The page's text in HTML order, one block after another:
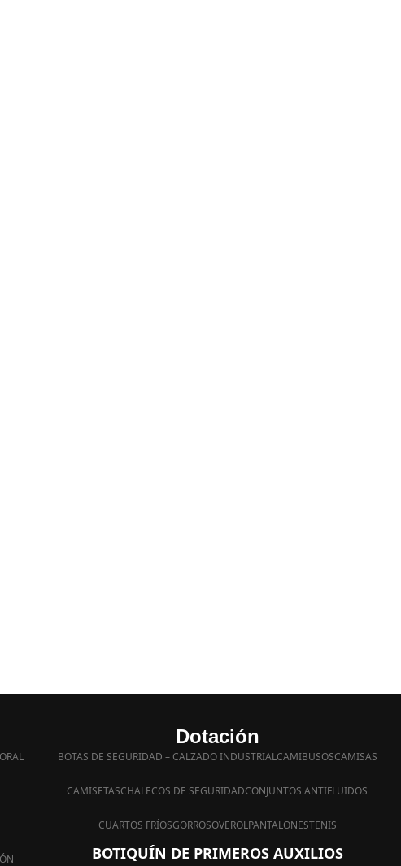
Dotación
BOTAS DE SEGURIDAD – CALZADO INDUSTRIALCAMIBUSOSCAMISAS
CAMISETASCHALECOS DE SEGURIDADCONJUNTOS ANTIFLUIDOS
CUARTOS FRÍOSGORROSOVEROLPANTALONESTENIS
BOTIQUÍN DE PRIMEROS AUXILIOS